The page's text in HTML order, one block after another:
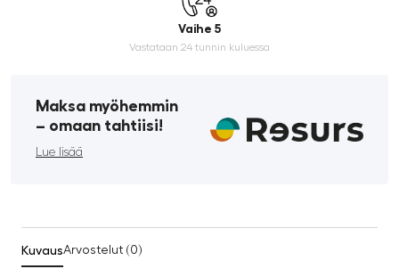
Vaihe 5
Vastataan 24 tunnin kuluessa
Maksa myöhemmin
­– omaan tahtiisi!
Lue lisää
KuvausArvostelut (0)